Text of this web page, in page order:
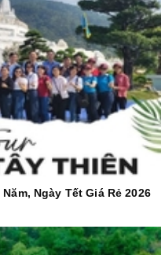
Ngày Tết Giá Rẻ 2026